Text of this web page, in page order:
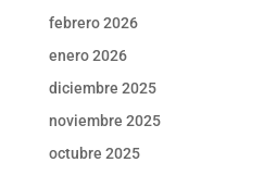
febrero 2026
enero 2026
diciembre 2025
noviembre 2025
octubre 2025